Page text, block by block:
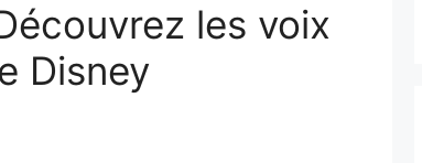
les voix
Disney